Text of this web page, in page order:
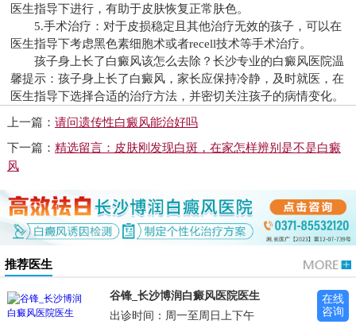
医生指导下进行，有助于皮肤恢复正常肤色。
5.手术治疗：对于皮损稳定且其他治疗无效的孩子，可以在
医生指导下考虑黑色素细胞术或者recell技术等手术治疗。
孩子身上长了白癜风该怎么去除？长沙专业的白癜风医院温
馨提示：孩子身上长了白癜风，家长应保持冷静，及时就医，在
医生指导下选择合适的治疗方法，并密切关注孩子的病情变化。
上一篇： 请问遗传性白癜风能治好吗
下一篇： 精选留言：皮肤刚发现白斑，在家怎样辨别是不是白癜
风
推荐医生
谷锋_长沙博润白癜风医院医生
出诊时间：周一至周日上下午
在线
咨询